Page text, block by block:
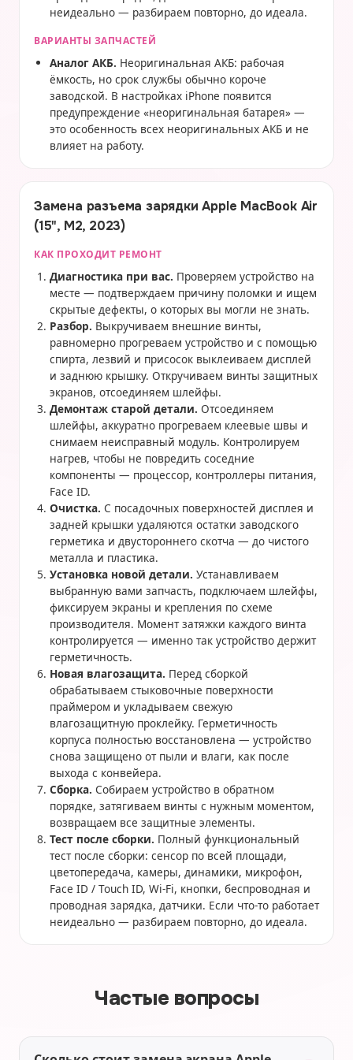
неидеально — разбираем повторно, до идеала.
ВАРИАНТЫ ЗАПЧАСТЕЙ
Аналог АКБ. Неоригинальная АКБ: рабочая
ёмкость, но срок службы обычно короче
заводской. В настройках iPhone появится
предупреждение «неоригинальная батарея» —
это особенность всех неоригинальных АКБ и не
влияет на работу.
Замена разъема зарядки Apple MacBook Air
(15", M2, 2023)
КАК ПРОХОДИТ РЕМОНТ
Диагностика при вас. Проверяем устройство на
месте — подтверждаем причину поломки и ищем
скрытые дефекты, о которых вы могли не знать.
Разбор. Выкручиваем внешние винты,
равномерно прогреваем устройство и с помощью
спирта, лезвий и присосок выклеиваем дисплей
и заднюю крышку. Откручиваем винты защитных
экранов, отсоединяем шлейфы.
Демонтаж старой детали. Отсоединяем
шлейфы, аккуратно прогреваем клеевые швы и
снимаем неисправный модуль. Контролируем
нагрев, чтобы не повредить соседние
компоненты — процессор, контроллеры питания,
Face ID.
Очистка. С посадочных поверхностей дисплея и
задней крышки удаляются остатки заводского
герметика и двустороннего скотча — до чистого
металла и пластика.
Установка новой детали. Устанавливаем
выбранную вами запчасть, подключаем шлейфы,
фиксируем экраны и крепления по схеме
производителя. Момент затяжки каждого винта
контролируется — именно так устройство держит
герметичность.
Новая влагозащита. Перед сборкой
обрабатываем стыковочные поверхности
праймером и укладываем свежую
влагозащитную проклейку. Герметичность
корпуса полностью восстановлена — устройство
снова защищено от пыли и влаги, как после
выхода с конвейера.
Сборка. Собираем устройство в обратном
порядке, затягиваем винты с нужным моментом,
возвращаем все защитные элементы.
Тест после сборки. Полный функциональный
тест после сборки: сенсор по всей площади,
цветопередача, камеры, динамики, микрофон,
Face ID / Touch ID, Wi-Fi, кнопки, беспроводная и
проводная зарядка, датчики. Если что-то работает
неидеально — разбираем повторно, до идеала.
Частые вопросы